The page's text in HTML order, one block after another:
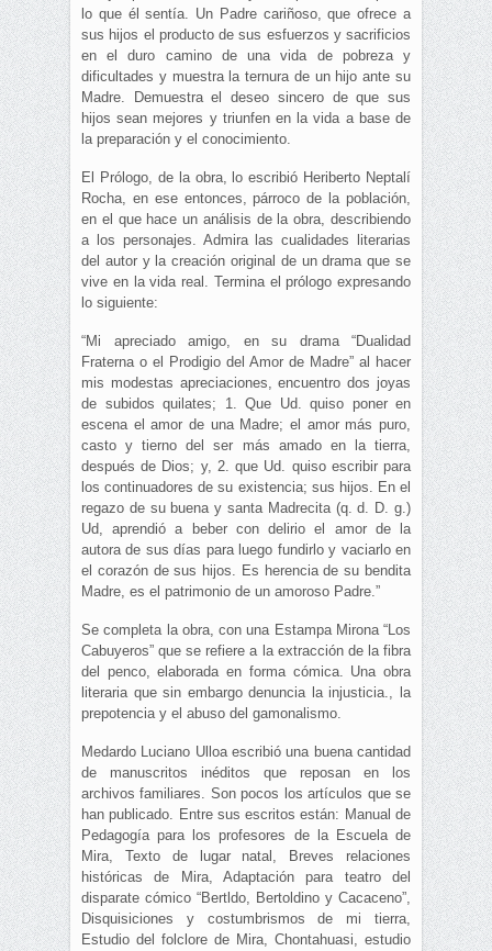
lo que él sentía. Un Padre cariñoso, que ofrece a
sus hijos el producto de sus esfuerzos y sacrificios
en el duro camino de una vida de pobreza y
dificultades y muestra la ternura de un hijo ante su
Madre. Demuestra el deseo sincero de que sus
hijos sean mejores y triunfen en la vida a base de
la preparación y el conocimiento.
El Prólogo, de la obra, lo escribió Heriberto Neptalí
Rocha, en ese entonces, párroco de la población,
en el que hace un análisis de la obra, describiendo
a los personajes. Admira las cualidades literarias
del autor y la creación original de un drama que se
vive en la vida real. Termina el prólogo expresando
lo siguiente:
“Mi apreciado amigo, en su drama “Dualidad
Fraterna o el Prodigio del Amor de Madre” al hacer
mis modestas apreciaciones, encuentro dos joyas
de subidos quilates; 1. Que Ud. quiso poner en
escena el amor de una Madre; el amor más puro,
casto y tierno del ser más amado en la tierra,
después de Dios; y, 2. que Ud. quiso escribir para
los continuadores de su existencia; sus hijos. En el
regazo de su buena y santa Madrecita (q. d. D. g.)
Ud, aprendió a beber con delirio el amor de la
autora de sus días para luego fundirlo y vaciarlo en
el corazón de sus hijos. Es herencia de su bendita
Madre, es el patrimonio de un amoroso Padre.”
Se completa la obra, con una Estampa Mirona “Los
Cabuyeros” que se refiere a la extracción de la fibra
del penco, elaborada en forma cómica. Una obra
literaria que sin embargo denuncia la injusticia., la
prepotencia y el abuso del gamonalismo.
Medardo Luciano Ulloa escribió una buena cantidad
de manuscritos inéditos que reposan en los
archivos familiares. Son pocos los artículos que se
han publicado. Entre sus escritos están: Manual de
Pedagogía para los profesores de la Escuela de
Mira, Texto de lugar natal, Breves relaciones
históricas de Mira, Adaptación para teatro del
disparate cómico “Bertldo, Bertoldino y Cacaceno”,
Disquisiciones y costumbrismos de mi tierra,
Estudio del folclore de Mira, Chontahuasi, estudio